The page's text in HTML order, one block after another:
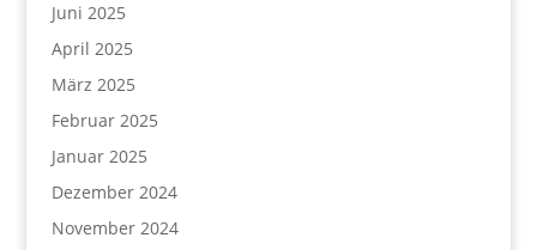
Juni 2025
April 2025
März 2025
Februar 2025
Januar 2025
Dezember 2024
November 2024